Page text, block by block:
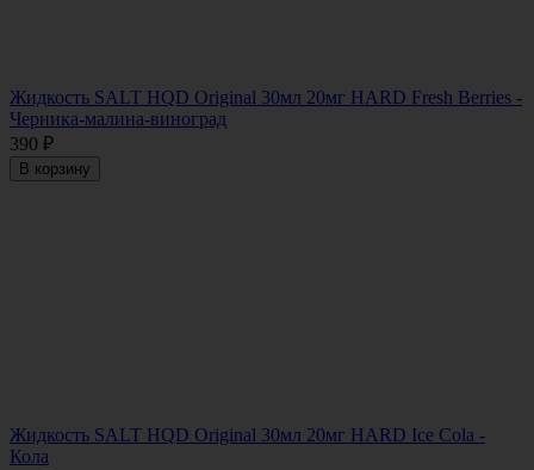
Жидкость SALT HQD Original 30мл 20мг HARD Fresh Berries -
Черника-малина-виноград
390 ₽
В корзину
Жидкость SALT HQD Original 30мл 20мг HARD Ice Cola -
Кола